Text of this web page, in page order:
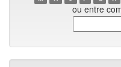
ou entre